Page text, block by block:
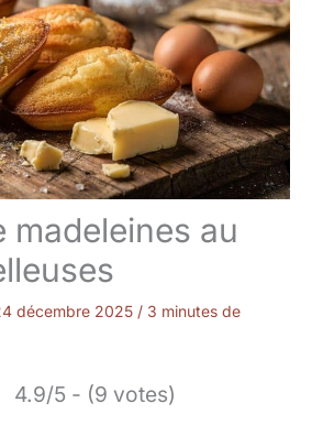
madeleines au
décembre 2025 / 3 minutes de
4.9/5 - (9 votes)